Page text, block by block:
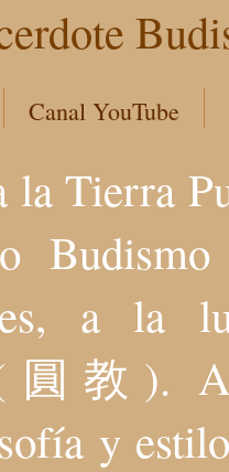
Canal YouTube
la Tierra
a la
圓教).
y